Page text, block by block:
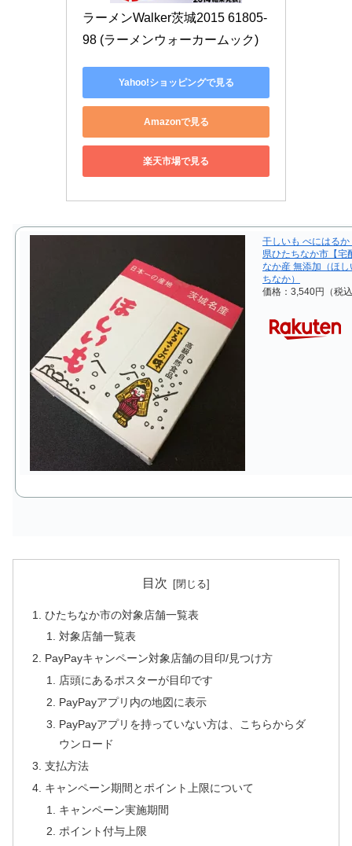
ラーメンWalker茨城2015 61805‐
98 (ラーメンウォーカームック)
Yahoo!ショッピングで見る
Amazonで見る
楽天市場で見る
干しいも べにはる
県ひたちなか市【宅
なか産 無添加（ほ
ちなか）
価格：3,540円（税
目次
ひたちなか市の対象店舗一覧表
対象店舗一覧表
PayPayキャンペーン対象店舗の目印/見つけ方
店頭にあるポスターが目印です
PayPayアプリ内の地図に表示
PayPayアプリを持っていない方は、こちらからダ
ウンロード
支払方法
キャンペーン期間とポイント上限について
キャンペーン実施期間
ポイント付与上限